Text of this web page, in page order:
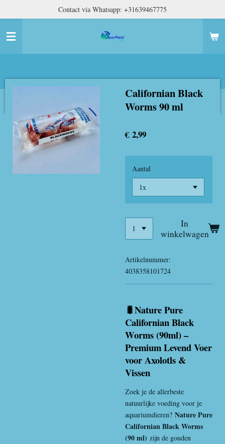
naar
hoofdinhoud
Contact via Whatsapp: +31639467775
Californian Black
Worms 90 ml
€ 2,99
Aantal
In
winkelwagen
Artikelnummer:
4038358101724
🐛Nature Pure
Californian Black
Worms (90ml) –
Premium Levend Voer
voor Axolotls &
Vissen
Zoek je de allerbeste
natuurlijke voeding voor je
aquariumdieren? Nature Pure
Californian Black Worms
(90 ml) zijn de gouden